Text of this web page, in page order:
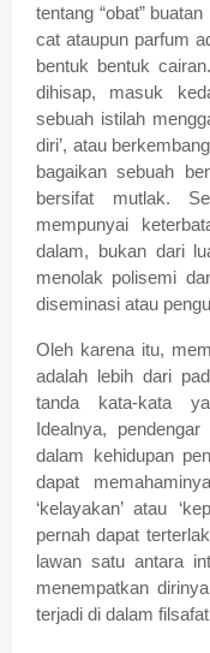
tentang “obat”
cat ataupun parfum
bentuk bentuk
dihisap, masuk
sebuah istilah
diri’, atau
bagaikan sebuah
bersifat mutlak.
mempunyai
dalam, bukan dari
menolak polisemi
diseminasi atau
Oleh karena itu,
adalah lebih dari
tanda kata-kata
Idealnya,
dalam kehidupan
dapat
‘kelayakan’ atau
pernah dapat
lawan satu antara
menempatkan
terjadi di dalam